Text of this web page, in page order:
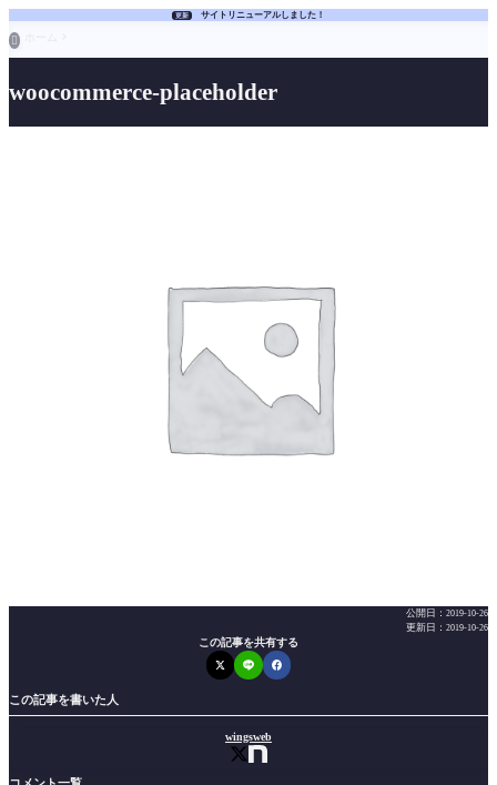
更新 サイトリニューアルしました！

woocommerce-placeholder
公開日： 2019-10-26
更新日： 2019-10-26
この記事を共有する
この記事を書いた人
wingsweb